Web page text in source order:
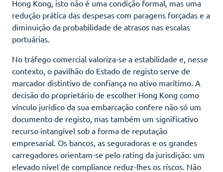
Hong Kong, isto não é uma condição formal, mas uma
redução prática das despesas com paragens forçadas e a
diminuição da probabilidade de atrasos nas escalas
portuárias.
No tráfego comercial valoriza-se a estabilidade e, nesse
contexto, o pavilhão do Estado de registo serve de
marcador distintivo de confiança no ativo marítimo. A
decisão do proprietário de escolher Hong Kong como
vínculo jurídico da sua embarcação confere não só um
documento de registo, mas também um significativo
recurso intangível sob a forma de reputação
empresarial. Os bancos, as seguradoras e os grandes
carregadores orientam-se pelo rating da jurisdição: um
elevado nível de compliance reduz-lhes os riscos. Não